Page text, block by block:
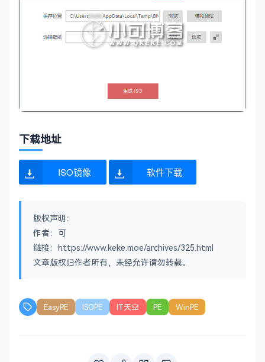
下载地址
ISO镜像 软件下载
版权声明：
作者：可
链接：https://www.keke.moe/archives/325.html
文章版权归作者所有，未经允许请勿转载。
EasyPE ISOPE IT天空 PE WinPE